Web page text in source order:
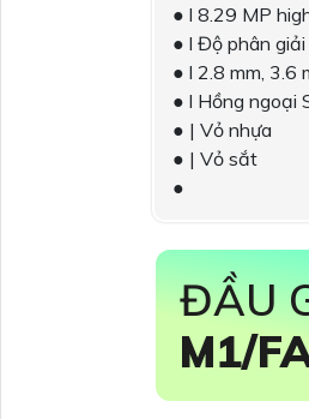
● l 8.29 MP
● l Độ phân
● l 2.8 mm, 3.6
● l Hồng ngoại
● | Vỏ nhựa
● | Vỏ sắt
●
ĐẦU
M1/